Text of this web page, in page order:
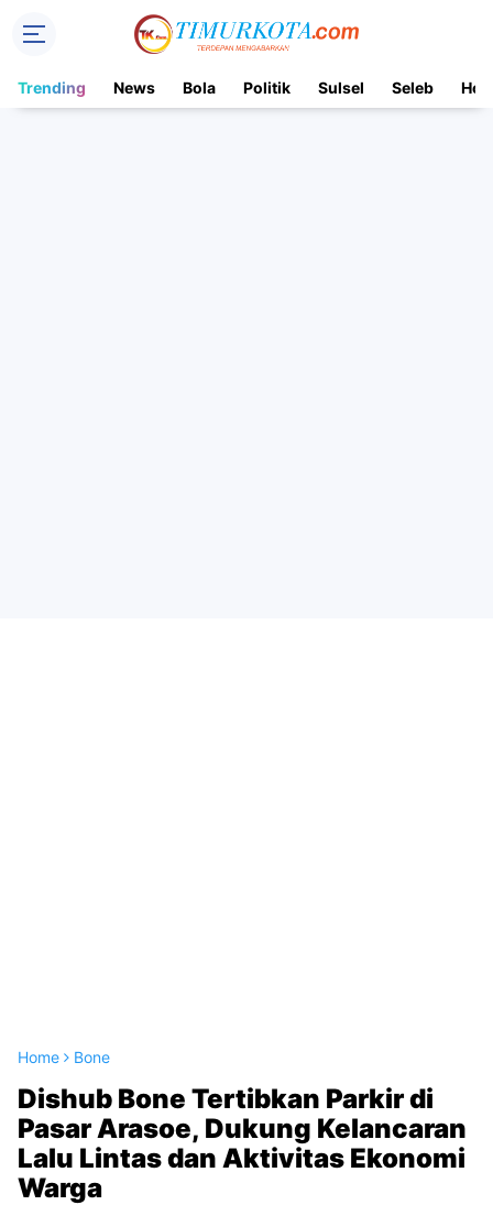
Trending News Bola Politik Sulsel Seleb Hot
Home Bone
Dishub Bone Tertibkan Parkir di
Pasar Arasoe, Dukung Kelancaran
Lalu Lintas dan Aktivitas Ekonomi
Warga